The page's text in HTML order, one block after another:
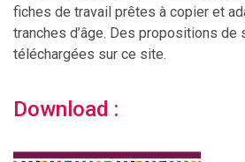
fiches de travail prêtes à copier et
tranches d’âge. Des propositions de
téléchargées sur ce site.
Download :